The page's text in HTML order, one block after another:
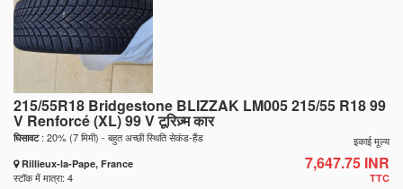
215/55R18 Bridgestone BLIZZAK LM005 215/55 R18 99
V Renforcé (XL) 99 V टूरिज़्म कार
घिसावट: 20% (7 मिमी) - बहुत अच्छी स्थिति सेकंड-हैंड
Rillieux-la-Pape, France
स्टॉक में मात्रा: 4
इकाई मूल्य
7,647.75 INR
TTC